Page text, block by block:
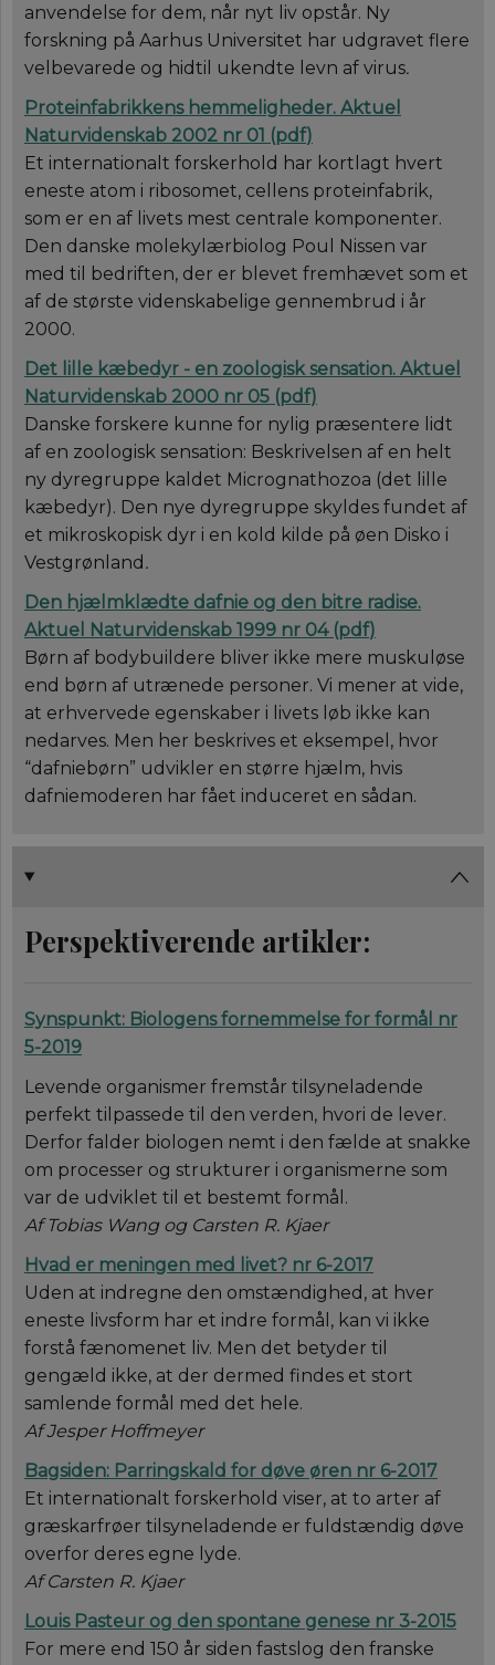
anvendelse for dem, når nyt liv opstår. Ny
forskning på Aarhus Universitet har udgravet flere
velbevarede og hidtil ukendte levn af virus.
Proteinfabrikkens hemmeligheder. Aktuel
Naturvidenskab 2002 nr 01 (pdf)
Et internationalt forskerhold har kortlagt hvert
eneste atom i ribosomet, cellens proteinfabrik,
som er en af livets mest centrale komponenter.
Den danske molekylærbiolog Poul Nissen var
med til bedriften, der er blevet fremhævet som et
af de største videnskabelige gennembrud i år
2000.
Det lille kæbedyr - en zoologisk sensation. Aktuel
Naturvidenskab 2000 nr 05 (pdf)
Danske forskere kunne for nylig præsentere lidt
af en zoologisk sensation: Beskrivelsen af en helt
ny dyregruppe kaldet Micrognathozoa (det lille
kæbedyr). Den nye dyregruppe skyldes fundet af
et mikroskopisk dyr i en kold kilde på øen Disko i
Vestgrønland .
Den hjælmklædte dafnie og den bitre radise.
Aktuel Naturvidenskab 1999 nr 04 (pdf)
Børn af bodybuildere bliver ikke mere muskuløse
end børn af utrænede personer. Vi mener at vide,
at erhvervede egenskaber i livets løb ikke kan
nedarves. Men her beskrives et eksempel, hvor
“dafniebørn” udvikler en større hjælm, hvis
dafniemoderen har fået induceret en sådan.
Perspektiverende artikler:
Synspunkt: Biologens fornemmelse for formål nr
5-2019
Levende organismer fremstår tilsyneladende
perfekt tilpassede til den verden, hvori de lever.
Derfor falder biologen nemt i den fælde at snakke
om processer og strukturer i organismerne som
var de udviklet til et bestemt formål.
Af Tobias Wang og Carsten R. Kjaer
Hvad er meningen med livet? nr 6-2017
Uden at indregne den omstændighed, at hver
eneste livsform har et indre formål, kan vi ikke
forstå fænomenet liv. Men det betyder til
gengæld ikke, at der dermed findes et stort
samlende formål med det hele.
Af Jesper Hoffmeyer
Bagsiden: Parringskald for døve øren nr 6-2017
Et internationalt forskerhold viser, at to arter af
græskarfrøer tilsyneladende er fuldstændig døve
overfor deres egne lyde.
Af Carsten R. Kjaer
Louis Pasteur og den spontane genese nr 3-2015
For mere end 150 år siden fastslog den franske
Navn / Domæne Udløb
Beskrivelse
nmstat
Siteimprove A/S
1 år 1
Denne cookie
SiteImprove. Det
registrerer
webstedet. Bruges
__Secure-YNID
.youtube.com
5
måneder
4 uger
Dette er en
YouTube. Den
YSC
Google LLC
.youtube.com
Session
Denne cookie
indstilles af
YouTube til at
visninger af
__Secure-
ROLLOUT_TOKEN
.youtube.com
5
måneder
4 uger
YouTube
denne cookie
lancere nye
funktioner og
eksisterende
cookies og
samme formål.
VISITOR_INFO1_LIVE
Google LLC
.youtube.com
5
måneder
4 uger
Denne cookie
indstilles af
for at holde
for Youtube-
videoer, der er
indlejret i
bruger den
grænsefladen.
__Secure-
typo3nonce_Qo2uwGSpljjSaKhtzvJuIA
__Secure-
typo3nonce_eIBI8r5WxlSyZCHbm3ymLQ
__Secure-
typo3nonce_neMQg8rH1wTkMuCTvDLVtg
__Secure-
typo3nonce_M4XdBoB8fUI9A4vpzrXShg